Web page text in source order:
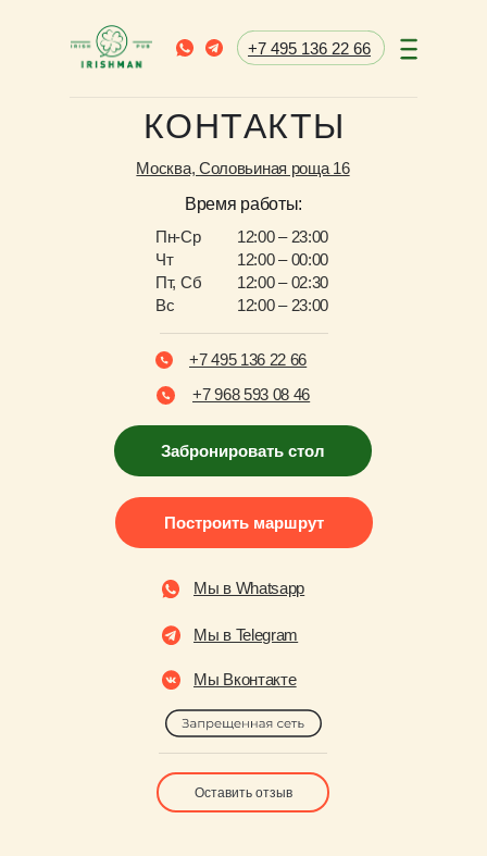
+7 495 136 22 66
Забронировать стол
Построить маршрут
Мы Вконтакте
Мы в Telegram
Мы в Whatsapp
Оставить отзыв
КОНТАКТЫ
+7 968 593 08 46
+7 495 136 22 66
Время работы:
Пн-Ср
Чт
Пт, Сб
Вс
12:00 – 23:00
12:00 – 00:00
12:00 – 02:30
12:00 – 23:00
Москва, Соловьиная роща 16